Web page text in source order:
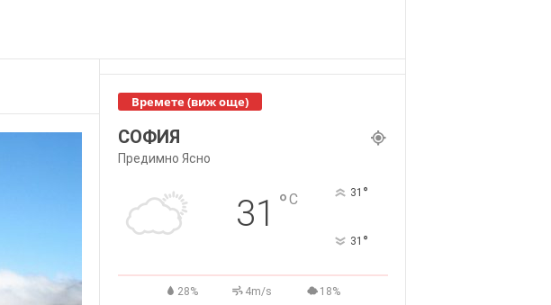
Времете (виж още)
СОФИЯ
Предимно Ясно
31 °C 31 °
31 °
28% 4m/s 18%